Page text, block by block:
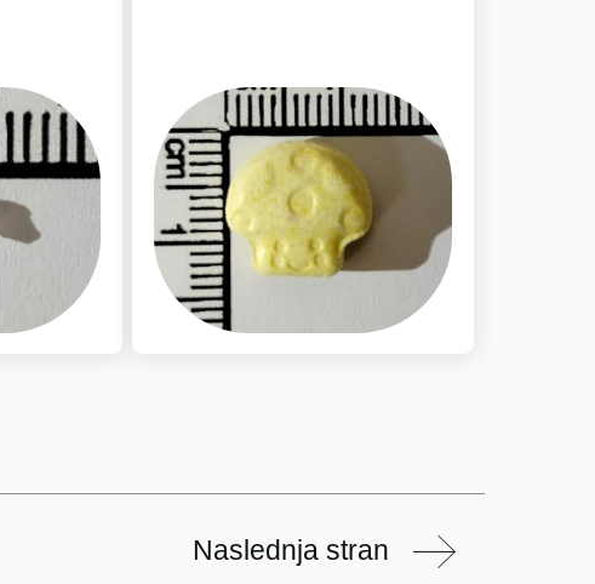
Naslednja stran